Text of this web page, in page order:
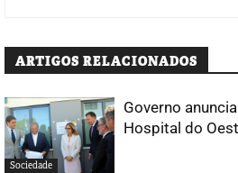
ARTIGOS RELACIONADOS
Sociedade
Governo
Hospital do